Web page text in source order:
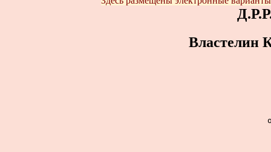
Властелин